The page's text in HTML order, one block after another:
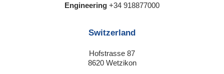
Engineering +34 918877000
Switzerland
Hofstrasse 87
8620 Wetzikon